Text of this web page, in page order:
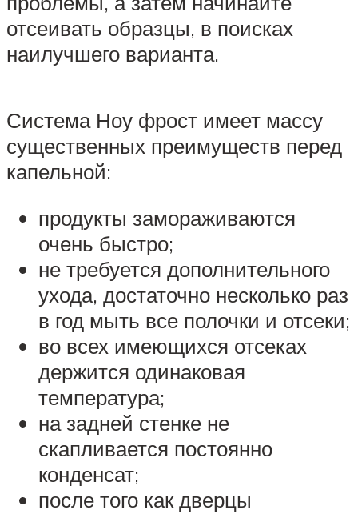
отсеивать образцы, в поисках
наилучшего варианта.
Система Ноу фрост имеет массу
существенных преимуществ перед
капельной:
продукты замораживаются
очень быстро;
не требуется дополнительного
ухода, достаточно несколько раз
в год мыть все полочки и отсеки;
во всех имеющихся отсеках
держится одинаковая
температура;
на задней стенке не
скапливается постоянно
конденсат;
после того как дверцы